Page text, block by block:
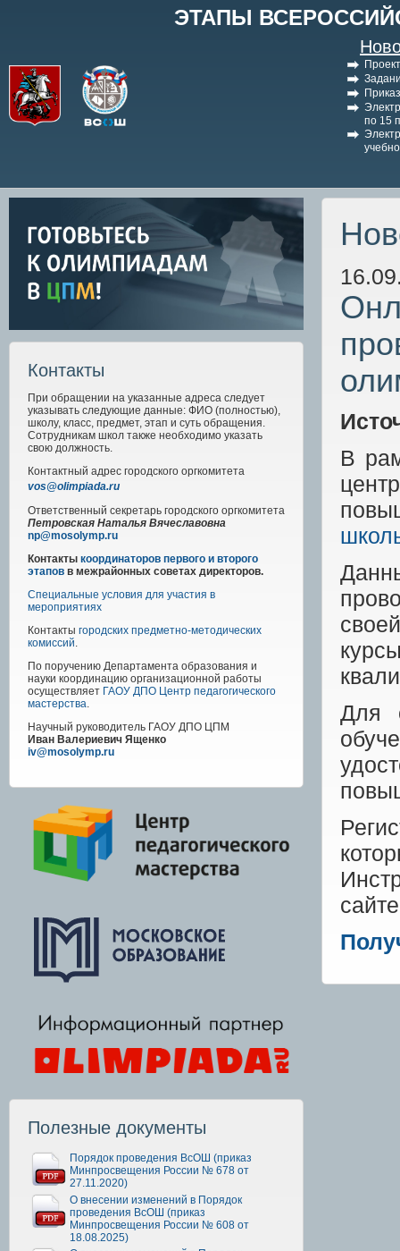
ЭТАПЫ
по 15
Контакты
При обращении на указанные адреса следует
указывать следующие данные: ФИО (полностью),
школу, класс, предмет, этап и суть обращения.
Сотрудникам школ также необходимо указать
свою должность.
Контактный адрес городского оргкомитета
vos@olimpiada.ru
Ответственный секретарь городского оргкомитета
Петровская Наталья Вячеславовна
np@mosolymp.ru
Контакты координаторов первого и второго
этапов в межрайонных советах директоров.
Специальные условия для участия в
мероприятиях
Контакты городских предметно-методических
комиссий.
По поручению Департамента образования и
науки координацию организационной работы
осуществляет ГАОУ ДПО Центр педагогического
мастерства.
Научный руководитель ГАОУ ДПО ЦПМ
Иван Валериевич Ященко
iv@mosolymp.ru
Полезные документы
Порядок проведения ВсОШ (приказ
Минпросвещения России № 678 от
27.11.2020)
О внесении изменений в Порядок
проведения ВсОШ (приказ
Минпросвещения России № 608 от
18.08.2025)
В
Для